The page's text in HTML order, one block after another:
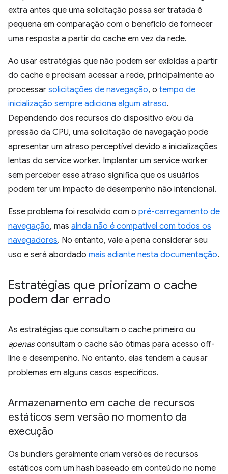
extra antes que uma solicitação possa ser tratada é
pequena em comparação com o benefício de fornecer
uma resposta a partir do cache em vez da rede.
Ao usar estratégias que não podem ser exibidas a partir
do cache e precisam acessar a rede, principalmente ao
processar solicitações de navegação, o tempo de
inicialização sempre adiciona algum atraso.
Dependendo dos recursos do dispositivo e/ou da
pressão da CPU, uma solicitação de navegação pode
apresentar um atraso perceptível devido a inicializações
lentas do service worker. Implantar um service worker
sem perceber esse atraso significa que os usuários
podem ter um impacto de desempenho não intencional.
Esse problema foi resolvido com o pré-carregamento de
navegação, mas ainda não é compatível com todos os
navegadores. No entanto, vale a pena considerar seu
uso e será abordado mais adiante nesta documentação.
Estratégias que priorizam o cache
podem dar errado
As estratégias que consultam o cache primeiro ou
apenasconsultam o cache são ótimas para acesso off-
line e desempenho. No entanto, elas tendem a causar
problemas em alguns casos específicos.
Armazenamento em cache de recursos
estáticos sem versão no momento da
execução
Os bundlers geralmente criam versões de recursos
estáticos com um hash baseado em conteúdo no nome